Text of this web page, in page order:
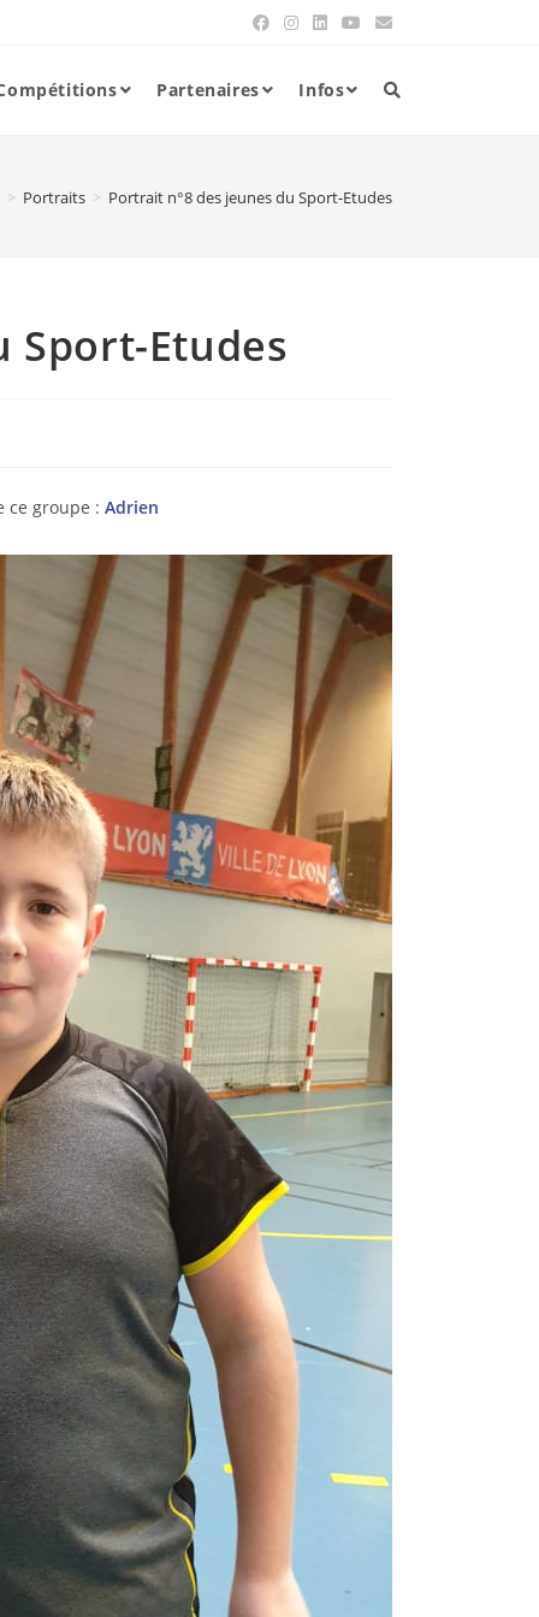
Partenaires Infos
> Portraits > Portrait n°8 des jeunes du Sport-Etudes
Sport-Etudes
ce groupe : Adrien